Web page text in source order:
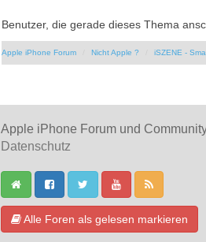
Benutzer, die gerade dieses Thema
Apple iPhone Forum Nicht Apple ? iSZENE -
Apple iPhone Forum und
Datenschutz
Alle Foren als gelesen markieren